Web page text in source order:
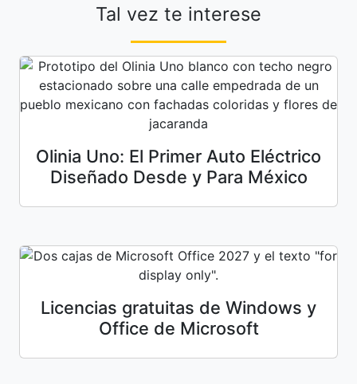
Tal vez te interese
Olinia Uno: El Primer Auto Eléctrico
Diseñado Desde y Para México
Licencias gratuitas de Windows y
Office de Microsoft